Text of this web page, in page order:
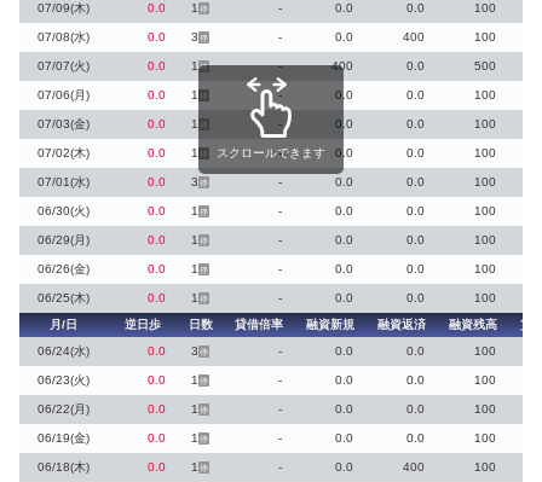
07/09(木) 0.0 1 停 - 0.0 0.0 100
07/08(水) 0.0 3 停 - 0.0 400 100
07/07(火) 0.0 1 停 - 400 0.0 500
07/06(月) 0.0 1 - 0.0 0.0 100
07/03(金) 0.0 1 - 0.0 0.0 100
07/02(木) 0.0 1 - 0.0 0.0 100
07/01(水) 0.0 3 停 - 0.0 0.0 100
06/30(火) 0.0 1 停 - 0.0 0.0 100
06/29(月) 0.0 1 停 - 0.0 0.0 100
06/26(金) 0.0 1 停 - 0.0 0.0 100
06/25(木) 0.0 1 停 - 0.0 0.0
100
月/日
逆日歩 日数 貸借倍率 融資新規 融資返済 融資残高
貸
06/24(水)
0.0 3 停 - 0.0 0.0 100
06/23(火) 0.0 1 停 - 0.0 0.0 100
06/22(月) 0.0 1 停 - 0.0 0.0 100
06/19(金) 0.0 1 停 - 0.0 0.0 100
06/18(木) 0.0 1 停 - 0.0 400 100
スクロールできます